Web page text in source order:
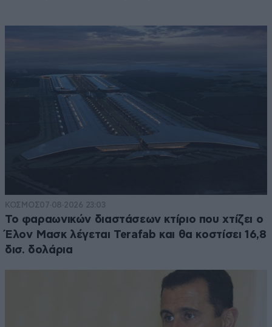
ΚΟΣΜΟΣ07·08·2026 23:03
Το φαραωνικών διαστάσεων κτίριο που χτίζει ο
Έλον Μασκ λέγεται Terafab και θα κοστίσει 16,8
δισ. δολάρια